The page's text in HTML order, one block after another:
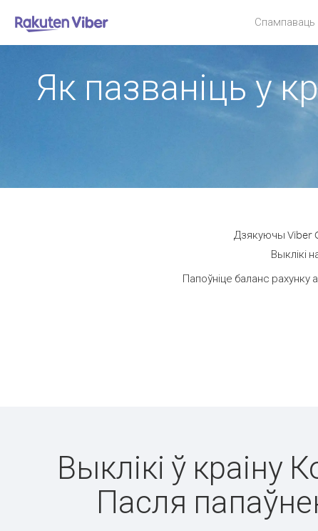
Спампаваць
Як пазваніць у
Дзякуючы Viber
Выклікі
Папоўніце баланс рахунку
Выклікі ў краіну
Пасля